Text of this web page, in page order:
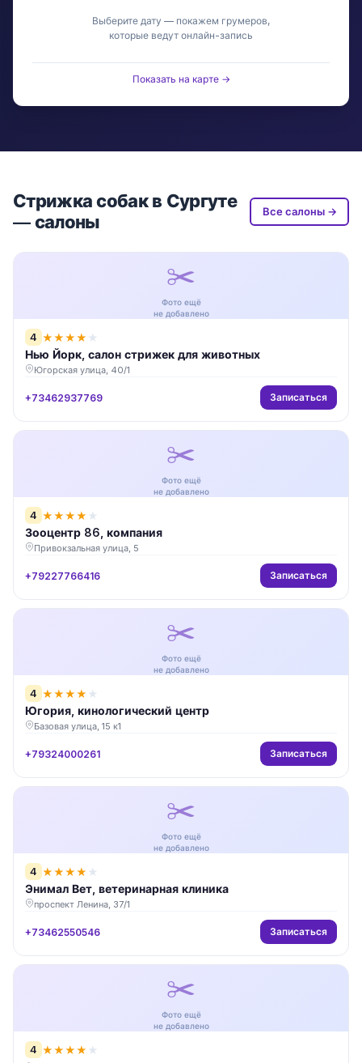
Выберите дату — покажем грумеров,
которые ведут онлайн-запись
Показать на карте →
Стрижка собак в Сургуте
— салоны
Все салоны →
✂️
Фото ещё
не добавлено
4 ★★★★ ★
Нью Йорк, салон стрижек для животных
Югорская улица, 40/1
+73462937769 Записаться
✂️
Фото ещё
не добавлено
4 ★★★★ ★
Зооцентр 86, компания
Привокзальная улица, 5
+79227766416 Записаться
✂️
Фото ещё
не добавлено
4 ★★★★ ★
Югория, кинологический центр
Базовая улица, 15 к1
+79324000261 Записаться
✂️
Фото ещё
не добавлено
4 ★★★★ ★
Энимал Вет, ветеринарная клиника
проспект Ленина, 37/1
+73462550546 Записаться
✂️
Фото ещё
не добавлено
4 ★★★★ ★